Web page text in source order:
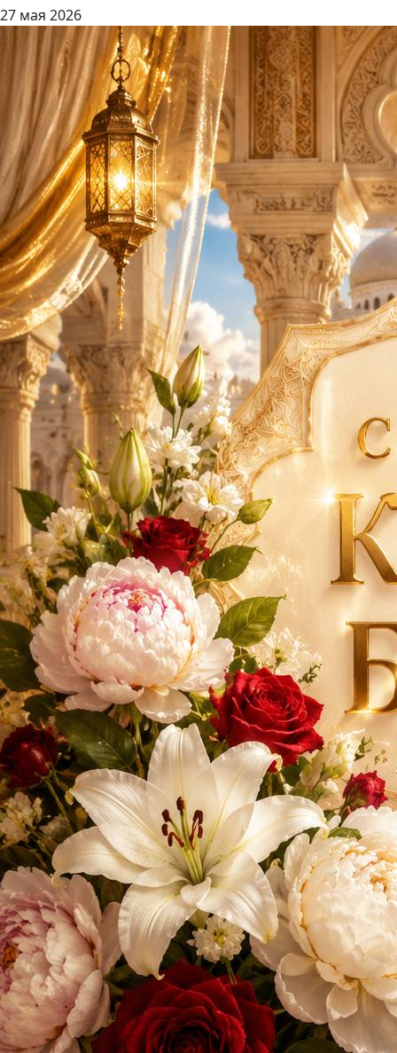
27 мая 2026